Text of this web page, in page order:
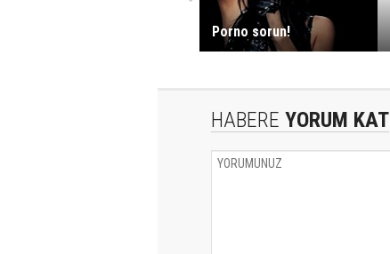
Porno sorun!
HABERE YORUM KAT